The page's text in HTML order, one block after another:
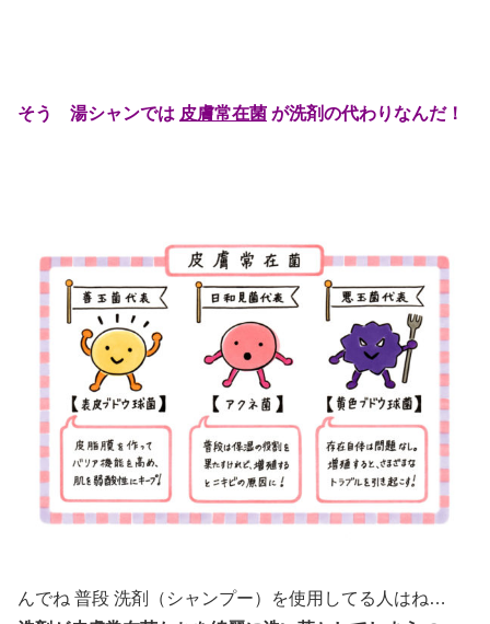
そう 湯シャンでは 皮膚常在菌 が洗剤の代わりなんだ！
んでね 普段 洗剤（シャンプー）を使用してる人はね…